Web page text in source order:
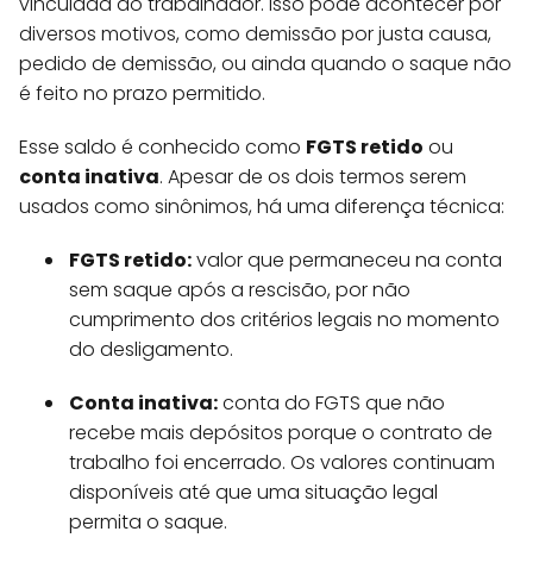
diversos motivos, como demissão por justa causa,
pedido de demissão, ou ainda quando o saque não
é feito no prazo permitido.
Esse saldo é conhecido como FGTS retido ou
conta inativa. Apesar de os dois termos serem
usados como sinônimos, há uma diferença técnica:
FGTS retido:valor que permaneceu na conta
sem saque após a rescisão, por não
cumprimento dos critérios legais no momento
do desligamento.
Conta inativa:conta do FGTS que não
recebe mais depósitos porque o contrato de
trabalho foi encerrado. Os valores continuam
disponíveis até que uma situação legal
permita o saque.